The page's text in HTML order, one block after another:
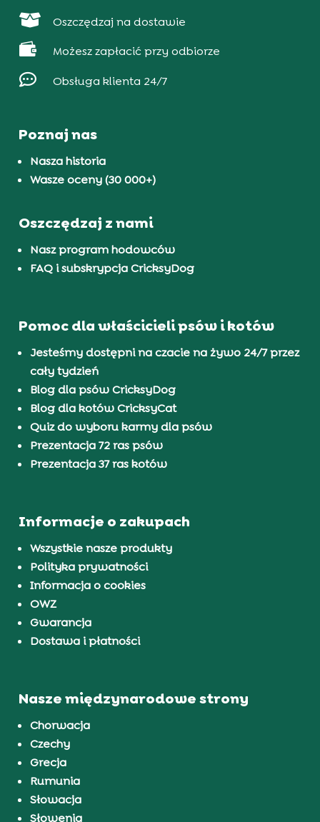
 Oszczędzaj na dostawie
 Możesz zapłacić przy odbiorze
 Obsługa klienta 24/7
Poznaj nas
Nasza historia
Wasze oceny (30 000+)
Oszczędzaj z nami
Nasz program hodowców
FAQ i subskrypcja CricksyDog
Pomoc dla właścicieli psów i kotów
Jesteśmy dostępni na czacie na żywo 24/7 przez
cały tydzień
Blog dla psów CricksyDog
Blog dla kotów CricksyCat
Quiz do wyboru karmy dla psów
Prezentacja 72 ras psów
Prezentacja 37 ras kotów
Informacje o zakupach
Wszystkie nasze produkty
Polityka prywatności
Informacja o cookies
OWZ
Gwarancja
Dostawa i płatności
Nasze międzynarodowe strony
Chorwacja
Czechy
Grecja
Rumunia
Słowacja
Słowenia